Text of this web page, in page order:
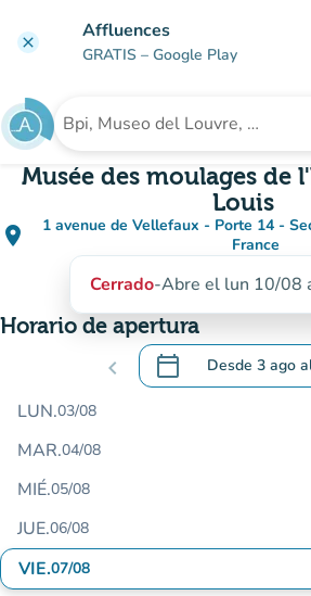
clear Affluences
GRATIS – Google Play
Buscar un establecimiento
Musée des moulages de
Louis
place
1 avenue de Vellefaux - Porte 14 -
France
(abrir en
(nueva
Cerrado-Abre el lun 10/08
Horario de apertura
chevron_left calendar_today Desde 3 ago
.Abra el calendario
LUN.03/08
MAR.04/08
MIÉ.05/08
JUE.06/08
VIE.07/08